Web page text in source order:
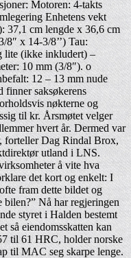
Motoren: 4-takts
Enhetens vekt
37,1 cm lengde x 36,6 cm
x 14-3/8’’) Tau:
lite (ikke inkludert) –
10 mm (3/8″). o
12 – 13 mm nude
finner saksøkerens
nøkterne og
til kr. Årsmøtet velger
hvert år. Dermed var
forteller Dag Rindal Brox,
utland i LNS.
å vite hva
det kort og enkelt: I
fram dette bildet og
bilen?” Nå har regjeringen
styret i Halden bestemt
så eiendomsskatten kan
til 61 HRC, holder norske
til MAC seg skarpe lenge.